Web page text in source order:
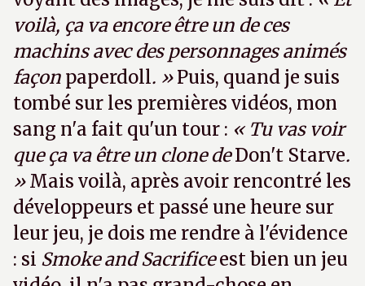
voilà, ça va encore être un de ces
machins avec des personnages animés
façon paperdoll. »Puis, quand je suis
tombé sur les premières vidéos, mon
sang n'a fait qu'un tour : « Tu vas voir
que ça va être un clone deDon't Starve.
»Mais voilà, après avoir rencontré les
développeurs et passé une heure sur
leur jeu, je dois me rendre à l'évidence
: si Smoke and Sacrificeest bien un jeu